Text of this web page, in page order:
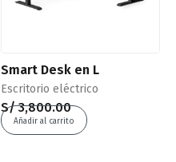
Smart Desk en L
Escritorio eléctrico
S/3,800.00
Añadir al carrito